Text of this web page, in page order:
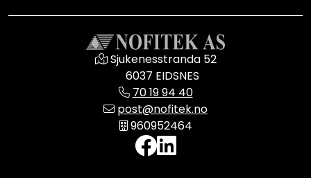
Sjukenesstranda 52
6037 EIDSNES
70 19 94 40
post@nofitek.no
960952464